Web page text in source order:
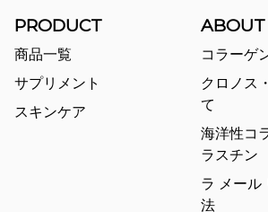
PRODUCT
商品一覧
サプリメント
スキンケア
ABOUT
コラーゲ
クロノス
て
海洋性コ
ラスチン
ラ メール
法